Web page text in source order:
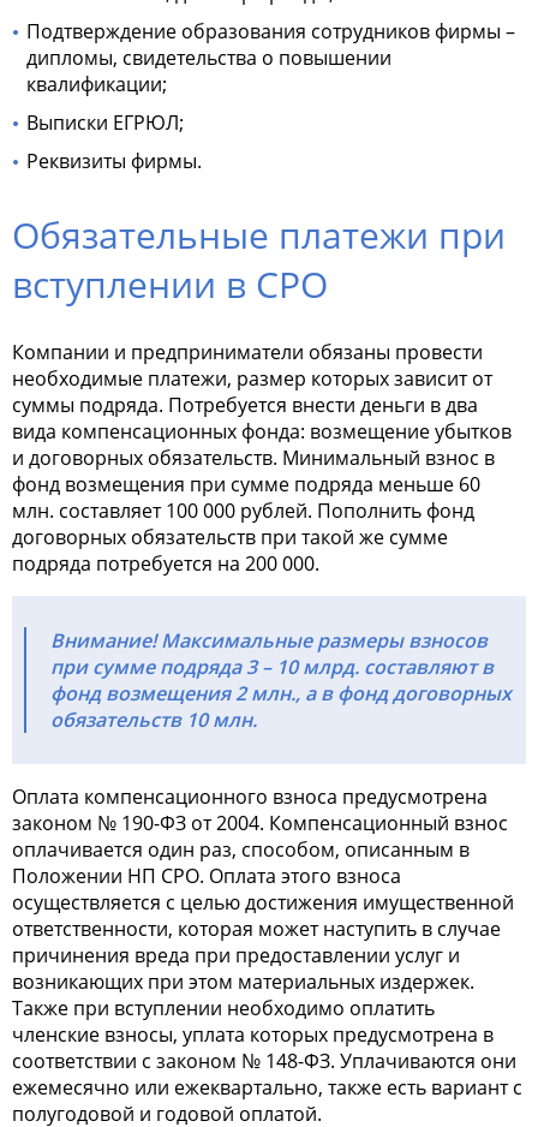
Подтверждение образования сотрудников фирмы –
дипломы, свидетельства о повышении
квалификации;
Выписки ЕГРЮЛ;
Реквизиты фирмы.
Обязательные платежи при
вступлении в СРО
Компании и предприниматели обязаны провести
необходимые платежи, размер которых зависит от
суммы подряда. Потребуется внести деньги в два
вида компенсационных фонда: возмещение убытков
и договорных обязательств. Минимальный взнос в
фонд возмещения при сумме подряда меньше 60
млн. составляет 100 000 рублей. Пополнить фонд
договорных обязательств при такой же сумме
подряда потребуется на 200 000.
Внимание! Максимальные размеры взносов
при сумме подряда 3 – 10 млрд. составляют в
фонд возмещения 2 млн., а в фонд договорных
обязательств 10 млн.
Оплата компенсационного взноса предусмотрена
законом № 190-ФЗ от 2004. Компенсационный взнос
оплачивается один раз, способом, описанным в
Положении НП СРО. Оплата этого взноса
осуществляется с целью достижения имущественной
ответственности, которая может наступить в случае
причинения вреда при предоставлении услуг и
возникающих при этом материальных издержек.
Также при вступлении необходимо оплатить
членские взносы, уплата которых предусмотрена в
соответствии с законом № 148-ФЗ. Уплачиваются они
ежемесячно или ежеквартально, также есть вариант с
полугодовой и годовой оплатой.